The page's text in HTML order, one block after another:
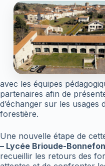
avec les équipes
partenaires afin de
d’échanger sur les usages
forestière.
Une nouvelle étape de
– Lycée Brioude-
recueillir les retours des